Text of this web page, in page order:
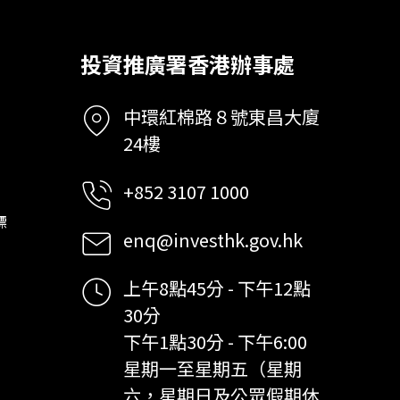
投資推廣署香港辦事處
中環紅棉路８號東昌大廈
24樓
+852 3107 1000
enq@investhk.gov.hk
上午8點45分 - 下午12點
30分
下午1點30分 - 下午6:00
星期一至星期五（星期
六，星期日及公眾假期休